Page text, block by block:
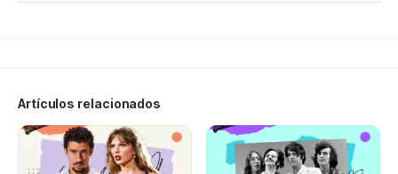
Artículos relacionados